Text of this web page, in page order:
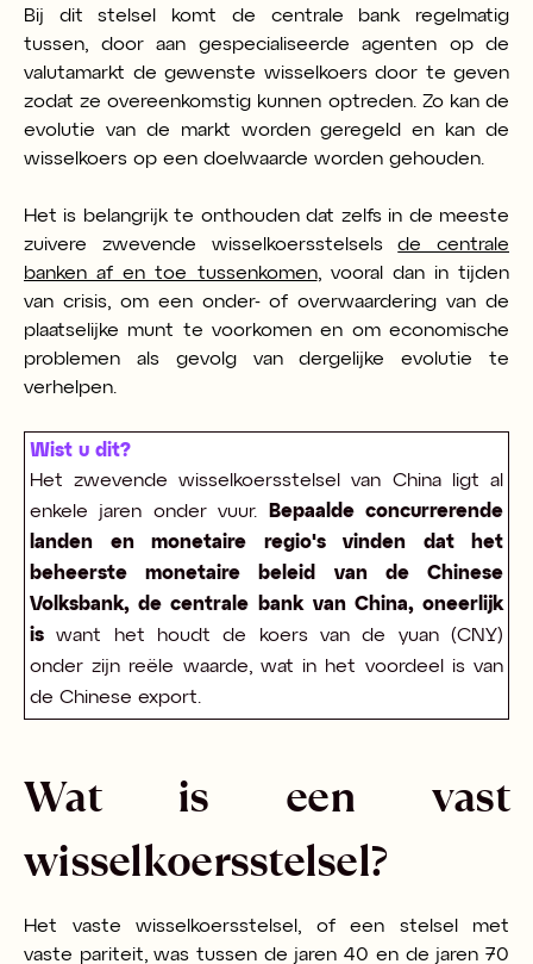
Bij dit stelsel komt de centrale bank regelmatig
tussen, door aan gespecialiseerde agenten op de
valutamarkt de gewenste wisselkoers door te geven
zodat ze overeenkomstig kunnen optreden. Zo kan de
evolutie van de markt worden geregeld en kan de
wisselkoers op een doelwaarde worden gehouden.
Het is belangrijk te onthouden dat zelfs in de meeste
zuivere zwevende wisselkoersstelselsde centrale
banken af en toe tussenkomen, vooral dan in tijden
van crisis, om een onder- of overwaardering van de
plaatselijke munt te voorkomen en om economische
problemen als gevolg van dergelijke evolutie te
verhelpen.
Wist u dit?
Het zwevende wisselkoersstelsel van China ligt al
enkele jaren onder vuur.
Bepaalde concurrerende
landen en monetaire regio's vinden dat het
beheerste monetaire beleid van de Chinese
Volksbank, de centrale bank van China, oneerlijk
is want het houdt de koers van de yuan (CNY)
onder zijn reële waarde, wat in het voordeel is van
de Chinese export.
Wat is een vast
wisselkoersstelsel?
Het vaste wisselkoersstelsel, of een stelsel met
vaste pariteit, was tussen de jaren 40 en de jaren 70